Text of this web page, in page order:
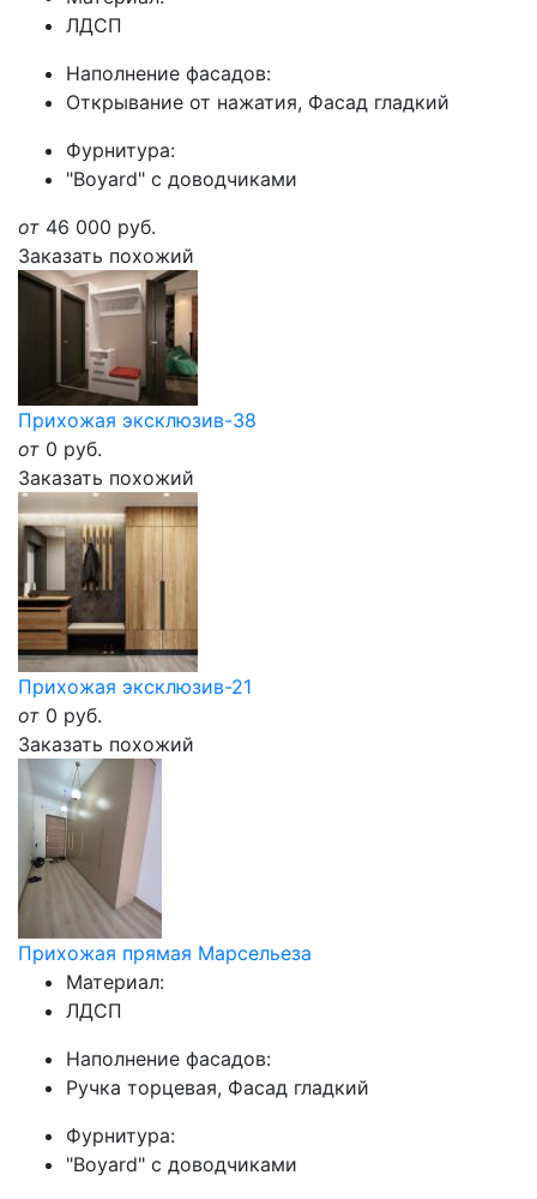
ЛДСП
Наполнение фасадов:
Открывание от нажатия, Фасад гладкий
Фурнитура:
"Boyard" с доводчиками
от 46 000 руб.
Заказать похожий
Прихожая эксклюзив-38
от 0 руб.
Заказать похожий
Прихожая эксклюзив-21
от 0 руб.
Заказать похожий
Прихожая прямая Марсельеза
Материал:
ЛДСП
Наполнение фасадов:
Ручка торцевая, Фасад гладкий
Фурнитура:
"Boyard" с доводчиками